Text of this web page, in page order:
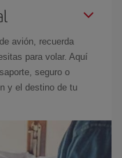
avión, recuerda
para volar. Aquí
seguro o
y el destino de tu